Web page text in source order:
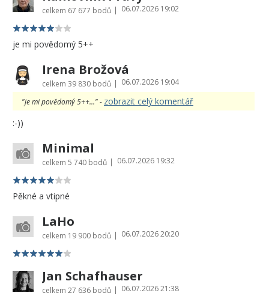
celkem 67 677 bodů | 06.07.2026 19:02
je mi povědomý 5++
Irena Brožová
celkem 39 830 bodů | 06.07.2026 19:04
"je mi povědomý 5++..." - zobrazit celý komentář
:-))
Minimal
celkem 5 740 bodů | 06.07.2026 19:32
Pěkné a vtipné
LaHo
celkem 19 900 bodů | 06.07.2026 20:20
Jan Schafhauser
celkem 27 636 bodů | 06.07.2026 21:38